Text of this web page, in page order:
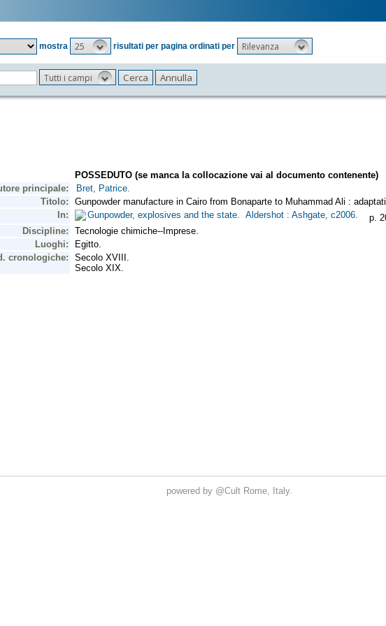
mostra
25 risultati per pagina ordinati per Rilevanza
Tutti i campi
powered by @Cult Rome, Italy.